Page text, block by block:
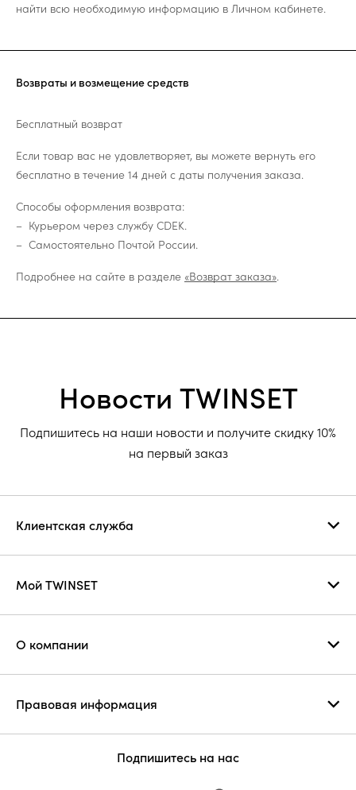
найти всю необходимую информацию в Личном кабинете.
Возвраты и возмещение средств
Бесплатный возврат
Если товар вас не удовлетворяет, вы можете вернуть его
бесплатно в течение 14 дней с даты получения заказа.
Способы оформления возврата:
Курьером через службу CDEK.
Самостоятельно Почтой России.
Подробнее на сайте в разделе «Возврат заказа».
Новости TWINSET
Подпишитесь на наши новости и получите скидку 10%
на первый заказ
Клиентская служба
Мой TWINSET
О компании
Правовая информация
Подпишитесь на нас